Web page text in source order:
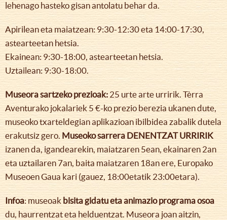
lehenago hasteko gisan antolatu behar da.
Apirilean eta maiatzean: 9:30-12:30 eta 14:00-17:30,
astearteetan hetsia.
Ekainean: 9:30-18:00, astearteetan hetsia.
Uztailean: 9:30-18:00.
Museora sartzeko prezioak: 25 urte arte urririk. Tèrra
Aventurako jokalariek 5 €-ko prezio berezia ukanen dute,
museoko txarteldegian aplikazioan ibilbidea zabalik dutela
erakutsiz gero.Museoko sarrera DENENTZAT URRIRIK
izanen da, igandearekin, maiatzaren 5ean, ekainaren 2an
eta uztailaren 7an, baita maiatzaren 18an ere, Europako
Museoen Gaua kari (gauez, 18:00etatik 23:00etara).
Infoa: museoak bisita gidatu eta animazio programa osoa
du, haurrentzat eta helduentzat. Museora joan aitzin,